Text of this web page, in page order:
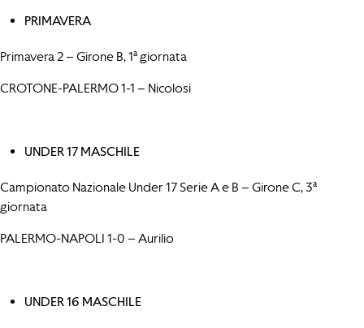
PRIMAVERA
Primavera 2 – Girone B, 1ª giornata
CROTONE-PALERMO 1-1 – Nicolosi
UNDER 17 MASCHILE
Campionato Nazionale Under 17 Serie A e B – Girone C, 3ª
giornata
PALERMO-NAPOLI 1-0 – Aurilio
UNDER 16 MASCHILE